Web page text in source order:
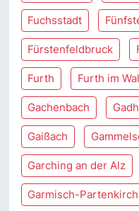
Fuchsstadt
Fürstenfeldbruck
Furth Furth im
Gachenbach
Gaißach
Garching an der Alz
Garmisch-